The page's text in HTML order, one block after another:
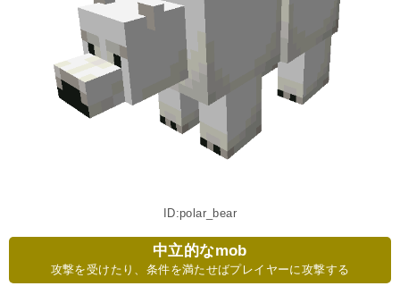
ID:polar_bear
中立的なmob
攻撃を受けたり、条件を満たせばプレイヤーに攻撃する